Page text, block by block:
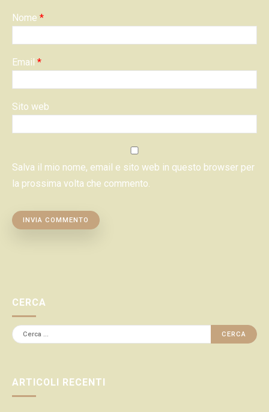
Nome *
Email *
Sito web
Salva il mio nome, email e sito web in questo browser per
la prossima volta che commento.
CERCA
Ricerca
per:
ARTICOLI RECENTI